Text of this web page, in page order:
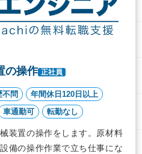
の操作 正社員
不問
年間休日120日以上
車通勤可 転勤なし
装置の操作をします。原材料
備の操作作業で立ち仕事にな